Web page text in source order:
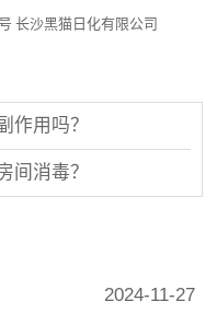
长沙黑猫日化有限公司
作用吗？
间消毒？
2024-11-27